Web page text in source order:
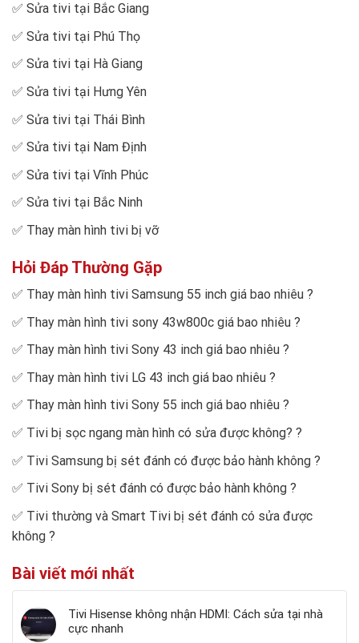
✅ Sửa tivi tại Bắc Giang
✅ Sửa tivi tại Phú Thọ
✅ Sửa tivi tại Hà Giang
✅ Sửa tivi tại Hưng Yên
✅ Sửa tivi tại Thái Bình
✅ Sửa tivi tại Nam Định
✅ Sửa tivi tại Vĩnh Phúc
✅ Sửa tivi tại Bắc Ninh
✅ Thay màn hình tivi bị vỡ
Hỏi Đáp Thường Gặp
✅ Thay màn hình tivi Samsung 55 inch giá bao nhiêu ?
✅ Thay màn hình tivi sony 43w800c giá bao nhiêu ?
✅ Thay màn hình tivi Sony 43 inch giá bao nhiêu ?
✅ Thay màn hình tivi LG 43 inch giá bao nhiêu ?
✅ Thay màn hình tivi Sony 55 inch giá bao nhiêu ?
✅ Tivi bị sọc ngang màn hình có sửa được không? ?
✅ Tivi Samsung bị sét đánh có được bảo hành không ?
✅ Tivi Sony bị sét đánh có được bảo hành không ?
✅ Tivi thường và Smart Tivi bị sét đánh có sửa được
không ?
Bài viết mới nhất
Tivi Hisense không nhận HDMI: Cách sửa tại nhà
cực nhanh